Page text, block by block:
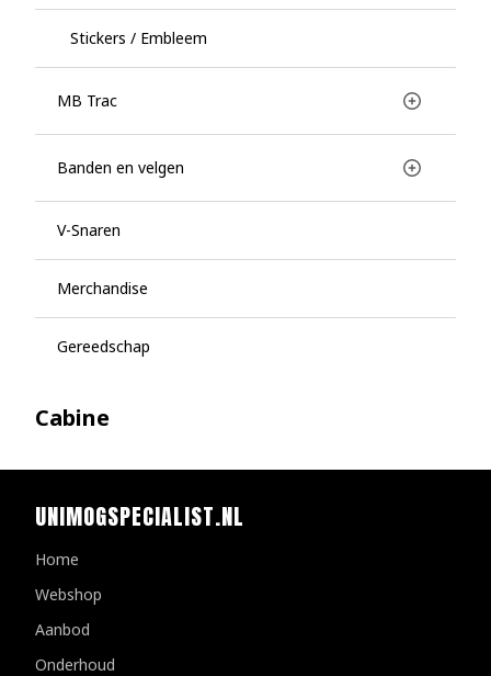
Stickers / Embleem
MB Trac
Banden en velgen
V-Snaren
Merchandise
Gereedschap
Cabine
UNIMOGSPECIALIST.NL
Home
Webshop
Aanbod
Onderhoud